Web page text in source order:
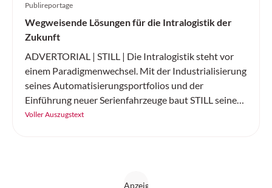
Publireportage
Wegweisende Lösungen für die Intralogistik der
Zukunft
ADVERTORIAL | STILL | Die Intralogistik steht vor
einem Paradigmenwechsel. Mit der Industrialisierung
seines Automatisierungsportfolios und der
Einführung neuer Serienfahrzeuge baut STILL seine
Position als führender Komplettanbieter für
Voller Auszugstext